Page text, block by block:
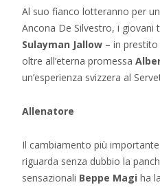
Al suo fianco lotteranno per
Ancona De Silvestro, i giovani
Sulayman Jallow – in
oltre all’eterna promessa
un’esperienza svizzera al
Allenatore
Il cambiamento più
riguarda senza dubbio la
sensazionali Beppe Magi ha